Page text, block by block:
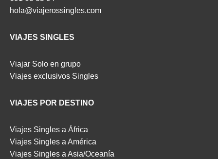
hola@viajerossingles.com
VIAJES SINGLES
Viajar Solo en grupo
Viajes exclusivos Singles
VIAJES POR DESTINO
Viajes Singles a África
Viajes Singles a América
Viajes Singles a Asia/Oceanía